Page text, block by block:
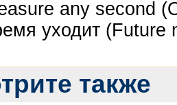
any second
уходит (Future
также